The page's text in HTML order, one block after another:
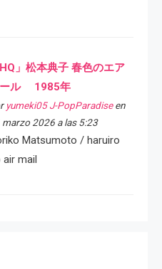
HQ」松本典子 春色のエア
ル 1985年
yumeki05 J-PopParadiseen
marzo 2026 a las 5:23
Matsumoto / haruiro
air mail